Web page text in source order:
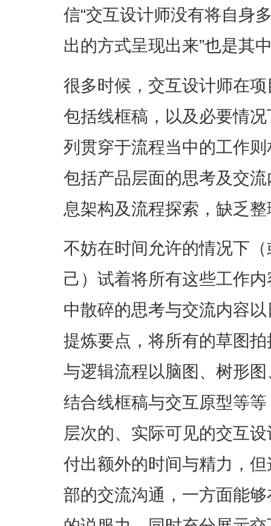
信“交互设计师没有将自身
出的方式呈现出来”也是其
很多时候，交互设计师在
包括线框稿，以及必要情
列贯穿于流程当中的工作
包括产品层面的思考及交
息架构及流程探索，缺乏
不妨在时间允许的情况下
己）试着将所有这些工作
中散碎的思考与交流内容
提炼要点，将所有的草图
与逻辑流程以脑图、树形
结合线框稿与交互原型等
层次的、实际可见的交互
付出额外的时间与精力，
部的交流沟通，一方面能